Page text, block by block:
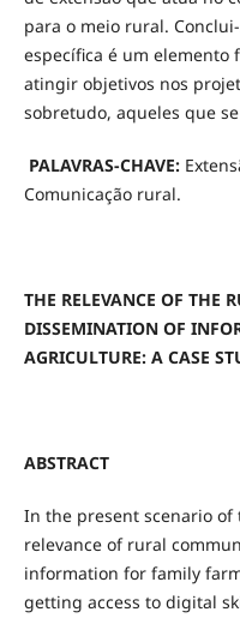
para o meio rural.
específica é um
atingir objetivos nos
sobretudo, aqueles que
PALAVRAS-CHAVE:
Comunicação rural.
THE RELEVANCE OF THE
DISSEMINATION OF
AGRICULTURE: A CASE
ABSTRACT
In the present scenario
relevance of rural
information for family
getting access to digital